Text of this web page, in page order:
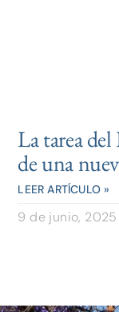
La tarea
de una
LEER ARTÍCULO »
9 de junio, 2025